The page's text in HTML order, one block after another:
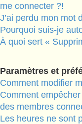
me connecter ?!
J’ai perdu mon mot
Pourquoi suis-je
À quoi sert «
Paramètres et
Comment modifier
Comment
des membres
Les heures ne sont